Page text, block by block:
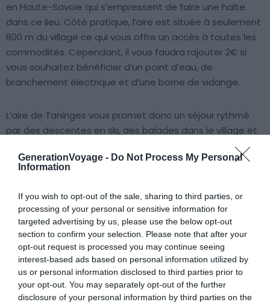
GenerationVoyage - Do Not Process My Personal
Information
If you wish to opt-out of the sale, sharing to third parties, or
processing of your personal or sensitive information for
targeted advertising by us, please use the below opt-out
section to confirm your selection. Please note that after your
opt-out request is processed you may continue seeing
interest-based ads based on personal information utilized by
us or personal information disclosed to third parties prior to
your opt-out. You may separately opt-out of the further
disclosure of your personal information by third parties on the
en Haute-Savoie qui s’empressent de faire une halte
dans ce lieu. Côté pratique, l’aire est située à seulement
800 m du village ce qui vous offre un accès à toutes les
commodités. Cependant, il vous faudra rajouter 2€ si
vous souhaitez bénéficier d’un point d’eau, de
branchement électrique et d’une borne de vidange.
L’aire de Taninges vous promet donc un séjour rythmé
par des descentes en ski, des balades dans le village et
du-Rhône